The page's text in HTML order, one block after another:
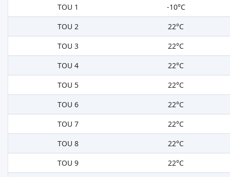
TOU 1
-10°C
TOU 2
22°C
TOU 3
22°C
TOU 4
22°C
TOU 5
22°C
TOU 6
22°C
TOU 7
22°C
TOU 8
22°C
TOU 9
22°C